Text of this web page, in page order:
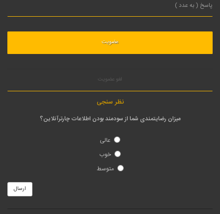
لغو عضویت
نظر سنجی
میزان رضایتمندی شما از سودمند بودن اطلاعات چارترآنلاین؟
عالی
خوب
متوسط
ارسال